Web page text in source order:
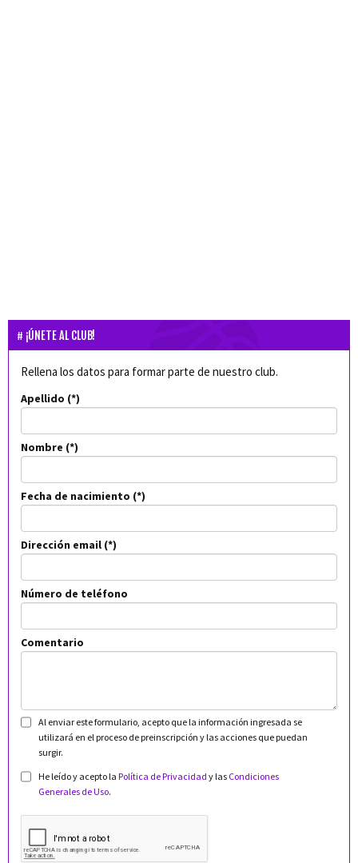
¡ÚNETE AL CLUB!
Rellena los datos para formar parte de nuestro club.
Apellido
Nombre
Fecha de nacimiento
Dirección email
Número de teléfono
Comentario
Al enviar este formulario, acepto que la información ingresada se
utilizará en el proceso de preinscripción y las acciones que puedan
surgir.
He leído y acepto la Política de Privacidad y las Condiciones
Generales de Uso.